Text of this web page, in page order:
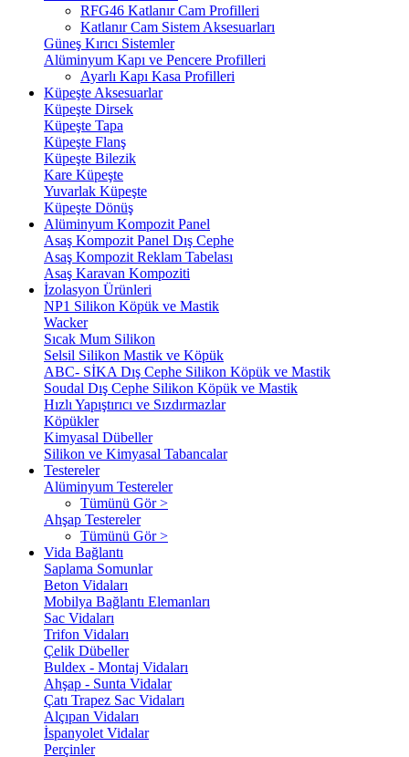
RFG46 Katlanır Cam Profilleri
Katlanır Cam Sistem Aksesuarları
Güneş Kırıcı Sistemler
Alüminyum Kapı ve Pencere Profilleri
Ayarlı Kapı Kasa Profilleri
Küpeşte Aksesuarlar
Küpeşte Dirsek
Küpeşte Tapa
Küpeşte Flanş
Küpeşte Bilezik
Kare Küpeşte
Yuvarlak Küpeşte
Küpeşte Dönüş
Alüminyum Kompozit Panel
Asaş Kompozit Panel Dış Cephe
Asaş Kompozit Reklam Tabelası
Asaş Karavan Kompoziti
İzolasyon Ürünleri
NP1 Silikon Köpük ve Mastik
Wacker
Sıcak Mum Silikon
Selsil Silikon Mastik ve Köpük
ABC- SİKA Dış Cephe Silikon Köpük ve Mastik
Soudal Dış Cephe Silikon Köpük ve Mastik
Hızlı Yapıştırıcı ve Sızdırmazlar
Köpükler
Kimyasal Dübeller
Silikon ve Kimyasal Tabancalar
Testereler
Alüminyum Testereler
Tümünü Gör >
Ahşap Testereler
Tümünü Gör >
Vida Bağlantı
Saplama Somunlar
Beton Vidaları
Mobilya Bağlantı Elemanları
Sac Vidaları
Trifon Vidaları
Çelik Dübeller
Buldex - Montaj Vidaları
Ahşap - Sunta Vidalar
Çatı Trapez Sac Vidaları
Alçıpan Vidaları
İspanyolet Vidalar
Perçinler